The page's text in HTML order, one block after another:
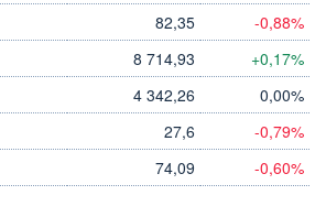
82,35 -0,88%
8 714,93 +0,17%
4 342,26 0,00%
27,6 -0,79%
74,09 -0,60%